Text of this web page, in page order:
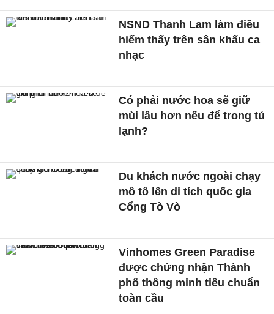
NSND Thanh Lam làm điều
hiếm thấy trên sân khấu ca
nhạc
Có phải nước hoa sẽ giữ
mùi lâu hơn nếu để trong tủ
lạnh?
Du khách nước ngoài chạy
mô tô lên di tích quốc gia
Cổng Tò Vò
Vinhomes Green Paradise
được chứng nhận Thành
phố thông minh tiêu chuẩn
toàn cầu